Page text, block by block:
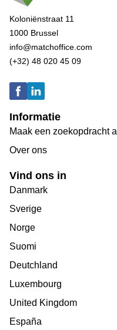
Koloniënstraat 11
1000 Brussel
info@matchoffice.com
(+32) 48 020 45 09
Informatie
Maak een zoekopdracht
Over ons
Vind ons in
Danmark
Sverige
Norge
Suomi
Deutchland
Luxembourg
United Kingdom
España